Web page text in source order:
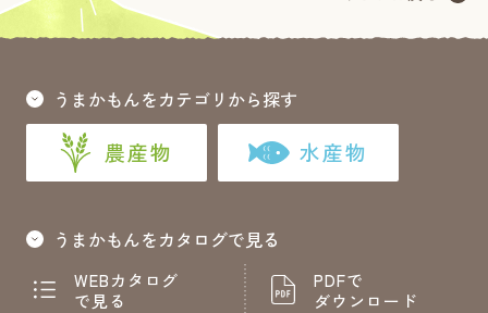
うまかもんをカテゴリから探す
農産物 水産物
うまかもんをカタログで見る
WEBカタログ
で見る
PDFで
ダウンロード